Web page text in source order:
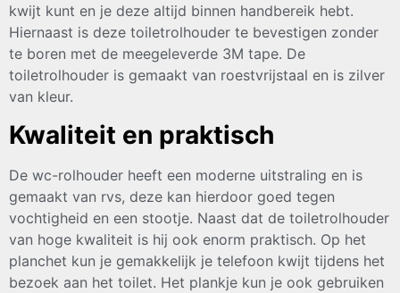
kwijt kunt en je deze altijd binnen handbereik hebt.
Hiernaast is deze toiletrolhouder te bevestigen zonder
te boren met de meegeleverde 3M tape. De
toiletrolhouder is gemaakt van roestvrijstaal en is zilver
van kleur.
Kwaliteit en praktisch
De wc-rolhouder heeft een moderne uitstraling en is
gemaakt van rvs, deze kan hierdoor goed tegen
vochtigheid en een stootje. Naast dat de toiletrolhouder
van hoge kwaliteit is hij ook enorm praktisch. Op het
planchet kun je gemakkelijk je telefoon kwijt tijdens het
bezoek aan het toilet. Het plankje kun je ook gebruiken